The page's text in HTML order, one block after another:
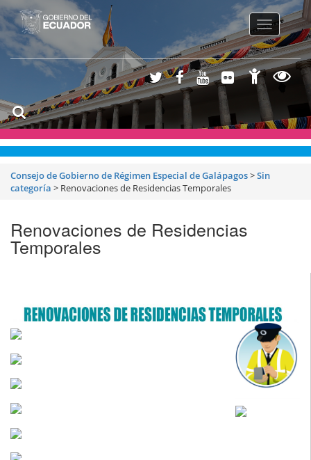
Toggle
Consejo de Gobierno de Régimen Especial de Galápagos>Sin
categoría > Renovaciones de Residencias Temporales
Renovaciones de Residencias
Temporales